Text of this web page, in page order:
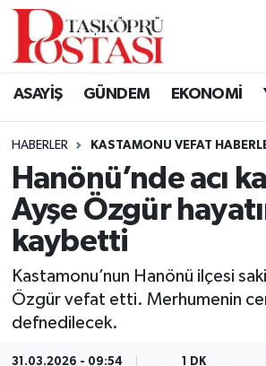
ASAYİŞ GÜNDEM EKONOMİ
HABERLER KASTAMONU VEFAT
Hanönü’nde acı
Ayşe Özgür
kaybetti
Kastamonu’nun Hanönü ilçesi
Özgür vefat etti. Merhumenin
defnedilecek.
31.03.2026 - 09:54 1 DK
Kastamonu Vefat Edenler
Araç Haberleri
Azdavay Haberleri
Bozkurt Haberleri